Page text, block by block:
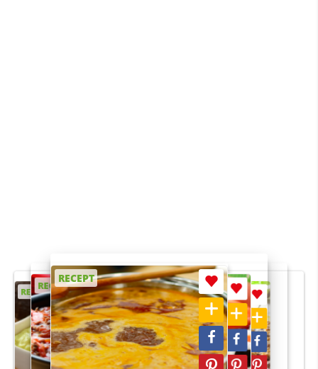
RECEPT
RECEPT
RECEPT
RECEPT
RECEPT